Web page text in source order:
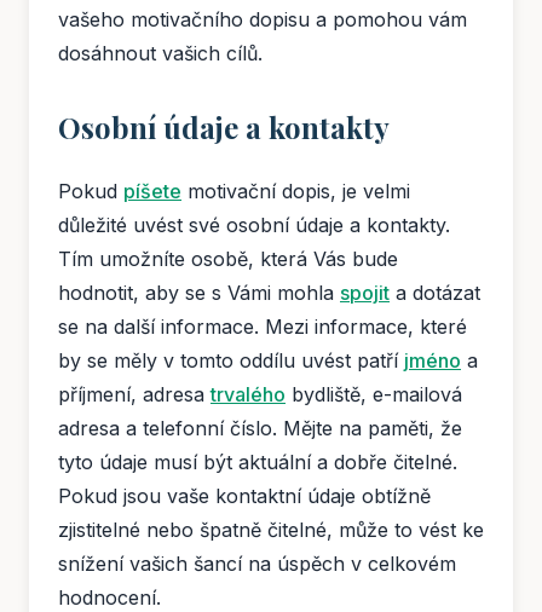
vašeho motivačního dopisu a pomohou vám
dosáhnout vašich cílů.
Osobní údaje a kontakty
Pokud píšete motivační dopis, je velmi
důležité uvést své osobní údaje a kontakty.
Tím umožníte osobě, která Vás bude
hodnotit, aby se s Vámi mohla spojit a dotázat
se na další informace. Mezi informace, které
by se měly v tomto oddílu uvést patří jméno a
příjmení, adresatrvalého bydliště, e-mailová
adresa a telefonní číslo. Mějte na paměti, že
tyto údaje musí být aktuální a dobře čitelné.
Pokud jsou vaše kontaktní údaje obtížně
zjistitelné nebo špatně čitelné, může to vést ke
snížení vašich šancí na úspěch v celkovém
hodnocení.